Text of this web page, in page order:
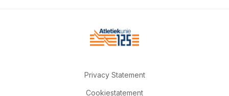
Privacy Statement
Cookiestatement